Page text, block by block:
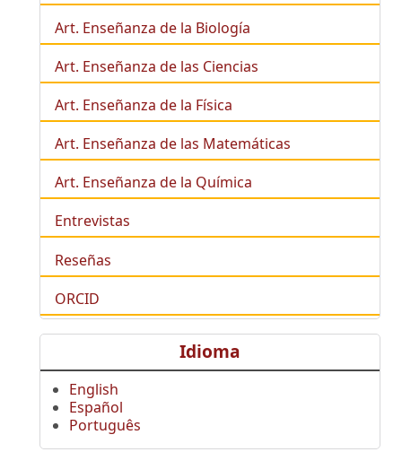
Art. Enseñanza de la Biología
Art. Enseñanza de las Ciencias
Art. Enseñanza de la Física
Art. Enseñanza de las Matemáticas
Art. Enseñanza de la Química
Entrevistas
Reseñas
ORCID
Idioma
English
Español
Português